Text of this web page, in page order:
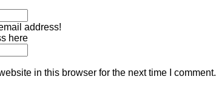
address!
here
in this browser for the next time I comment.